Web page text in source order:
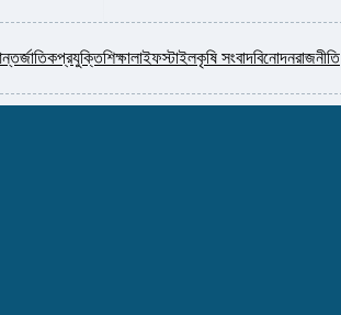
প্রযুক্তিশিক্ষালাইফস্টাইলকৃষি সংবাদবিনোদনরাজনীতি